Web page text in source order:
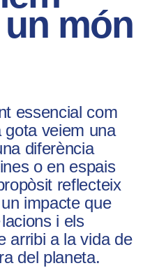
un món
essencial com
veiem una
diferència
o en espais
reflecteix
impacte que
i els
arribi a la vida de
del planeta.